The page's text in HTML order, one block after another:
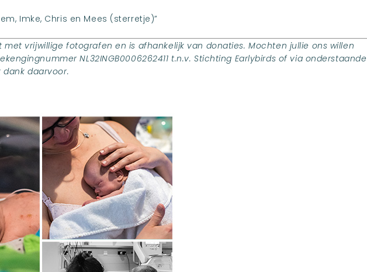
Imke, Chris en Mees (sterretje)”
met vrijwillige fotografen en is afhankelijk van donaties. Mochten jullie ons willen
NL32INGB0006262411 t.n.v. Stichting Earlybirds of via onderstaande
dank daarvoor.